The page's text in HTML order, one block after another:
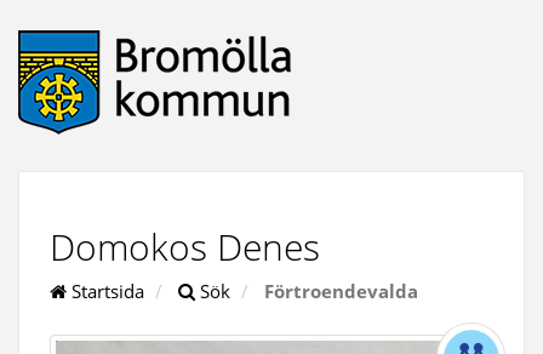
Domokos Denes
Startsida Sök Förtroendevalda